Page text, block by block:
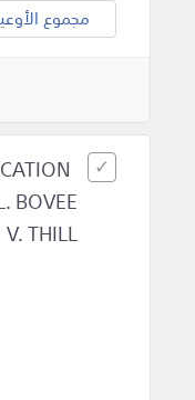
مجموع
BOVEE
THILL.